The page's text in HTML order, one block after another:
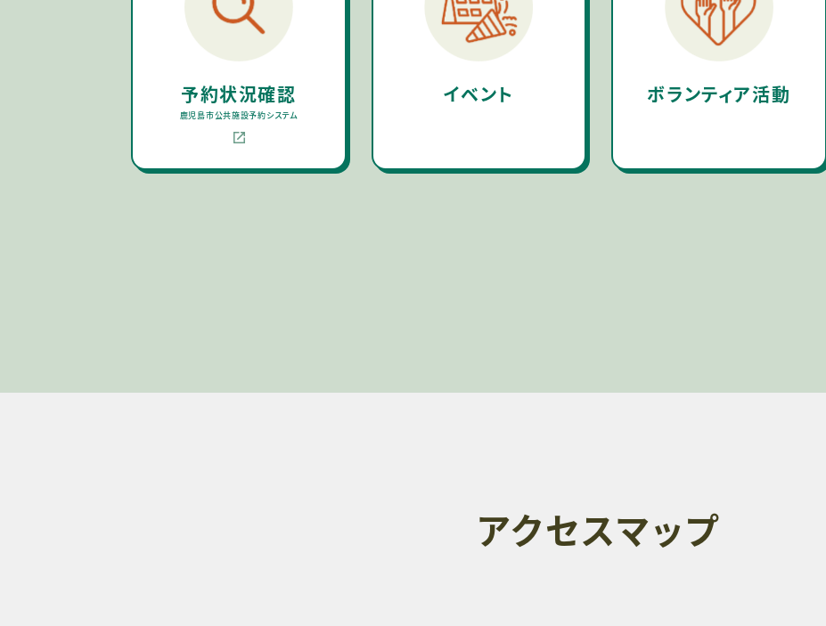
予約状況確認
鹿児島市公共施設予約システム
イベント ボランティア活動
アクセスマップ